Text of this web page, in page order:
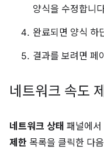
양식을 수정합니
완료되면 양식 하
결과를 보려면 페
네트워크 속도
네트워크 상태 패널에서
제한 목록을 클릭한 다음